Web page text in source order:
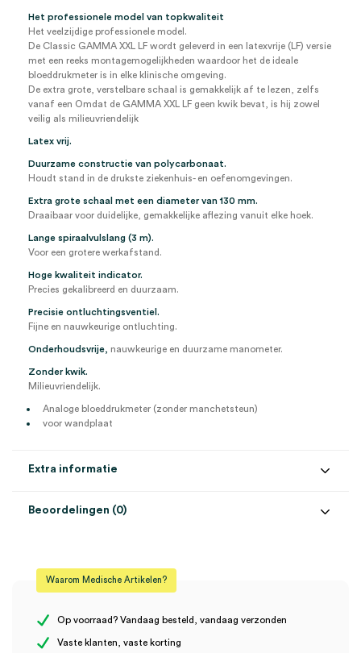
Het professionele model van topkwaliteit
Het veelzijdige professionele model.
De Classic GAMMA XXL LF wordt geleverd in een latexvrije (LF) versie
met een reeks montagemogelijkheden waardoor het de ideale
bloeddrukmeter is in elke klinische omgeving.
De extra grote, verstelbare schaal is gemakkelijk af te lezen, zelfs
vanaf een Omdat de GAMMA XXL LF geen kwik bevat, is hij zowel
veilig als milieuvriendelijk
Latex vrij.
Duurzame constructie van polycarbonaat.
Houdt stand in de drukste ziekenhuis- en oefenomgevingen.
Extra grote schaal met een diameter van 130 mm.
Draaibaar voor duidelijke, gemakkelijke aflezing vanuit elke hoek.
Lange spiraalvulslang (3 m).
Voor een grotere werkafstand.
Hoge kwaliteit indicator.
Precies gekalibreerd en duurzaam.
Precisie ontluchtingsventiel.
Fijne en nauwkeurige ontluchting.
Onderhoudsvrije, nauwkeurige en duurzame manometer.
Zonder kwik.
Milieuvriendelijk.
Analoge bloeddrukmeter (zonder manchetsteun)
voor wandplaat
Extra informatie
Model XX LF
Steriel
Uitvoering wand
Beoordelingen (0)
Er zijn nog geen beoordelingen.
Waarom Medische Artikelen?
Op voorraad? Vandaag besteld, vandaag verzonden
Vaste klanten, vaste korting